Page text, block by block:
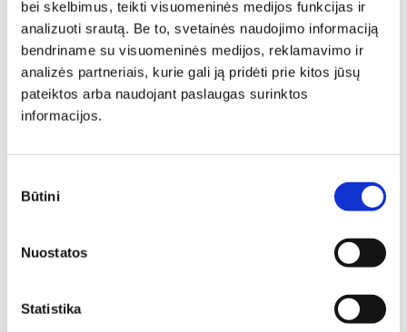
bei skelbimus, teikti visuomeninės medijos funkcijas ir
analizuoti srautą. Be to, svetainės naudojimo informaciją
bendriname su visuomeninės medijos, reklamavimo ir
analizės partneriais, kurie gali ją pridėti prie kitos jūsų
pateiktos arba naudojant paslaugas surinktos
informacijos.
pasirinkimas
Būtini
Nuostatos
Statistika
Individuali
specialisto
konsultacija
Deinavos baldų specialistai puikiai išmanantys ir
Padėsim parengti planus iš išmatavimus geriausiam
rezultatui pasiekti.